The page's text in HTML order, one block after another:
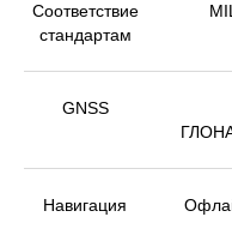
Соответствие
стандартам
GNSS
Навигация